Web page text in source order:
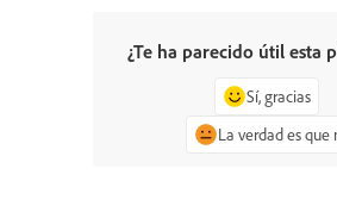
¿Te ha parecido útil esta
Sí, gracias
La verdad es que